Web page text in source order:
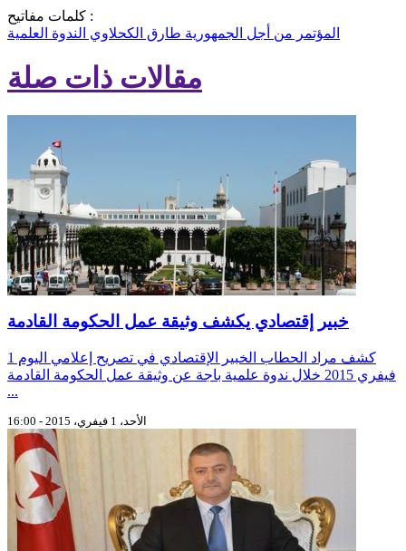
كلمات مفاتيح :
المؤتمر من أجل الجمهورية طارق الكحلاوي الندوة العلمية
مقالات ذات صلة
خبير إقتصادي يكشف وثيقة عمل الحكومة القادمة
كشف مراد الحطاب الخبير الإقتصادي في تصريح إعلامي اليوم 1
فيفري 2015 خلال ندوة علمية باجة عن وثيقة عمل الحكومة القادمة
...
الأحد، 1 فيفري، 2015 - 16:00